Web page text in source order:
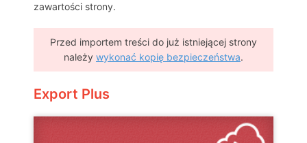
zawartości strony.
Przed importem treści do już istniejącej strony
należy wykonać kopię bezpieczeństwa.
Export Plus